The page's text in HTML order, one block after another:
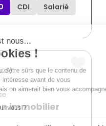
CDI
Salarié
immobilier